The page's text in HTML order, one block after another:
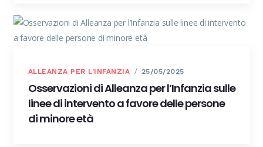
ALLEANZA PER L'INFANZIA 25/05/2025
Osservazioni di Alleanza per l’Infanzia sulle
linee di intervento a favore delle persone
di minore età